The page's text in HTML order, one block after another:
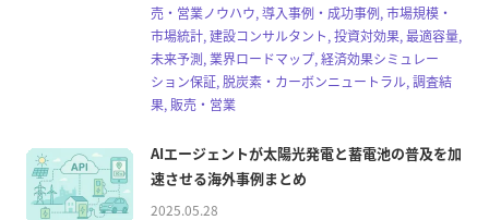
売・営業ノウハウ, 導入事例・成功事例, 市場規模・
市場統計, 建設コンサルタント, 投資対効果, 最適容量,
未来予測, 業界ロードマップ, 経済効果シミュレー
ション保証, 脱炭素・カーボンニュートラル, 調査結
果, 販売・営業
AIエージェントが太陽光発電と蓄電池の普及を加
速させる海外事例まとめ
2025.05.28